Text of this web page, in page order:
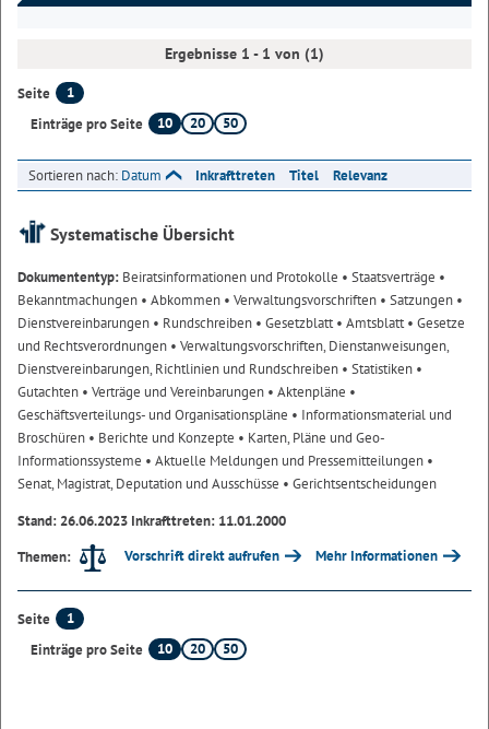
Ergebnisse 1 - 1 von (1)
Seite
1
Einträge pro Seite
10 20 50
Sortieren nach: Datum Inkrafttreten Titel Relevanz
Systematische Übersicht
Dokumententyp: Beiratsinformationen und Protokolle • Staatsverträge •
Bekanntmachungen • Abkommen • Verwaltungsvorschriften • Satzungen •
Dienstvereinbarungen • Rundschreiben • Gesetzblatt• Amtsblatt• Gesetze
und Rechtsverordnungen • Verwaltungsvorschriften, Dienstanweisungen,
Dienstvereinbarungen, Richtlinien und Rundschreiben • Statistiken •
Gutachten • Verträge und Vereinbarungen • Aktenpläne •
Geschäftsverteilungs- und Organisationspläne • Informationsmaterial und
Broschüren • Berichte und Konzepte • Karten, Pläne und Geo-
Informationssysteme • Aktuelle Meldungen und Pressemitteilungen •
Senat, Magistrat, Deputation und Ausschüsse • Gerichtsentscheidungen
Stand: 26.06.2023 Inkrafttreten: 11.01.2000
Themen:
Vorschrift direkt aufrufen Mehr Informationen
Seite
1
Einträge pro Seite
10 20 50